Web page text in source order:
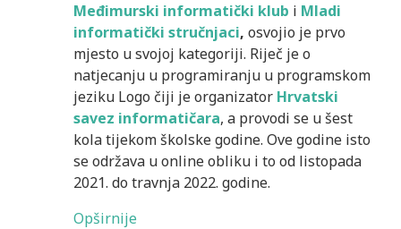
Međimurski informatički klub i Mladi
informatički stručnjaci, osvojio je prvo
mjesto u svojoj kategoriji. Riječ je o
natjecanju u programiranju u programskom
jeziku Logo čiji je organizator Hrvatski
savez informatičara, a provodi se u šest
kola tijekom školske godine. Ove godine isto
se održava u online obliku i to od listopada
2021. do travnja 2022. godine.
Opširnije